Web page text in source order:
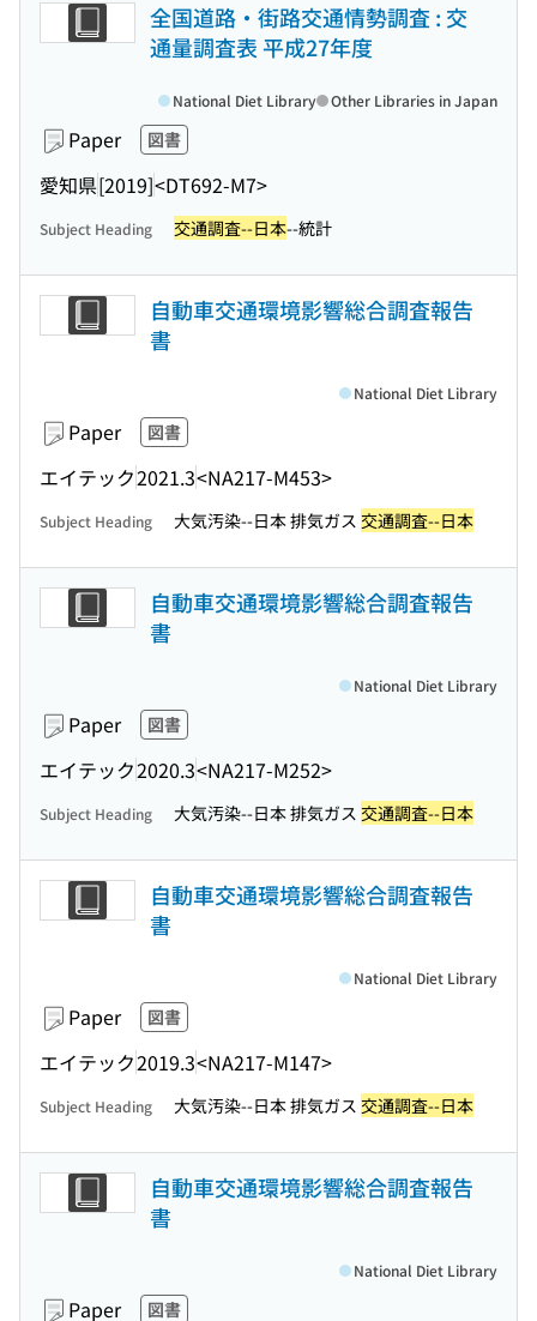
全国道路・街路交通情勢調査 : 交
通量調査表 平成27年度
Paper 図書
愛知県[2019]<DT692-M7>
National Diet Library Other Libraries in Japan
Subject Heading 交通調査--日本--統計
自動車交通環境影響総合調査報告
書
Paper 図書
エイテック2021.3<NA217-M453>
National Diet Library
Subject Heading 大気汚染--日本 排気ガス 交通調査--日本
自動車交通環境影響総合調査報告
書
Paper 図書
エイテック2020.3<NA217-M252>
National Diet Library
Subject Heading 大気汚染--日本 排気ガス 交通調査--日本
自動車交通環境影響総合調査報告
書
Paper 図書
エイテック2019.3<NA217-M147>
National Diet Library
Subject Heading 大気汚染--日本 排気ガス 交通調査--日本
自動車交通環境影響総合調査報告
書
Paper 図書
National Diet Library